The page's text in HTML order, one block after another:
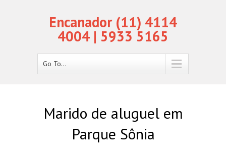
Encanador (11) 4114
4004 | 5933 5165
Go To...
Marido de aluguel em
Parque Sônia